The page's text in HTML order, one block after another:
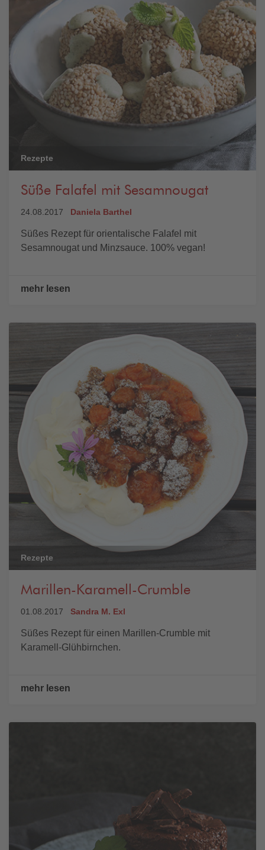
Rezepte
Süße Falafel mit Sesamnougat
24.08.2017 Daniela Barthel
Süßes Rezept für orientalische Falafel mit
Sesamnougat und Minzsauce. 100% vegan!
mehr lesen
Rezepte
Marillen-Karamell-Crumble
01.08.2017 Sandra M. Exl
Süßes Rezept für einen Marillen-Crumble mit
Karamell-Glühbirnchen.
mehr lesen